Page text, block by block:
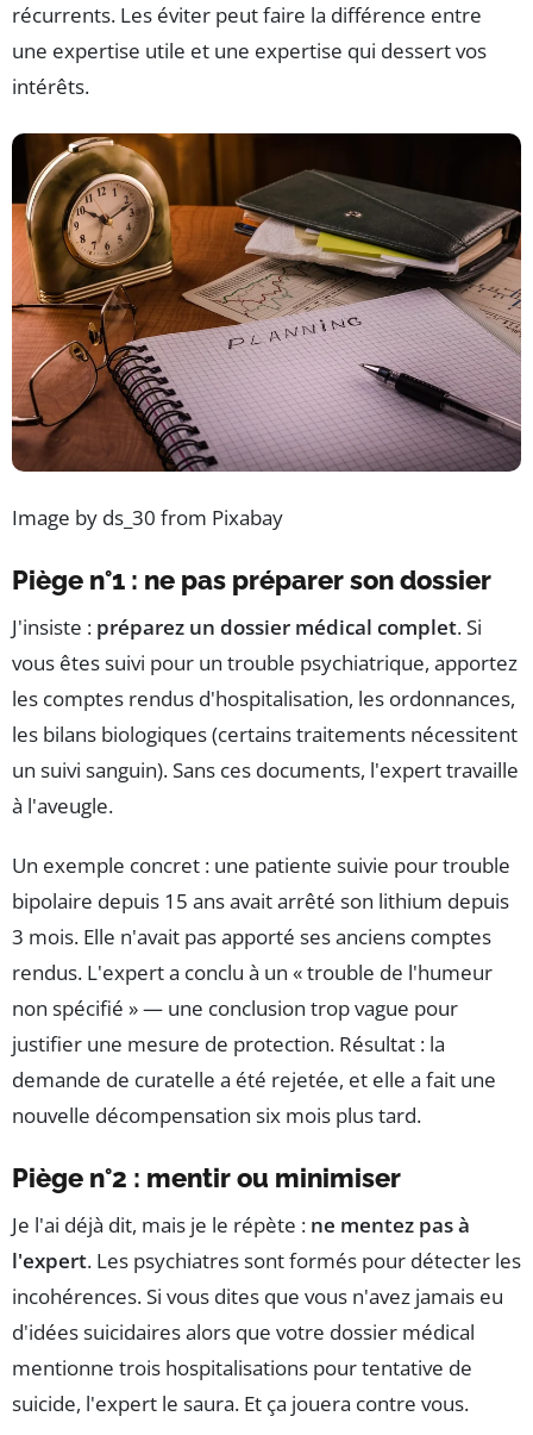
récurrents. Les éviter peut faire la différence entre
une expertise utile et une expertise qui dessert vos
intérêts.
Image by ds_30 from Pixabay
Piège n°1 : ne pas préparer son dossier
J'insiste : préparez un dossier médical complet. Si
vous êtes suivi pour un trouble psychiatrique, apportez
les comptes rendus d'hospitalisation, les ordonnances,
les bilans biologiques (certains traitements nécessitent
un suivi sanguin). Sans ces documents, l'expert travaille
à l'aveugle.
Un exemple concret : une patiente suivie pour trouble
bipolaire depuis 15 ans avait arrêté son lithium depuis
3 mois. Elle n'avait pas apporté ses anciens comptes
rendus. L'expert a conclu à un « trouble de l'humeur
non spécifié » — une conclusion trop vague pour
justifier une mesure de protection. Résultat : la
demande de curatelle a été rejetée, et elle a fait une
nouvelle décompensation six mois plus tard.
Piège n°2 : mentir ou minimiser
Je l'ai déjà dit, mais je le répète : ne mentez pas à
l'expert. Les psychiatres sont formés pour détecter les
incohérences. Si vous dites que vous n'avez jamais eu
d'idées suicidaires alors que votre dossier médical
mentionne trois hospitalisations pour tentative de
suicide, l'expert le saura. Et ça jouera contre vous.